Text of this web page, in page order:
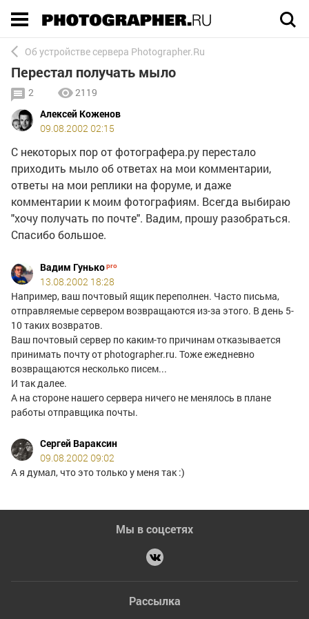
Об устройстве сервера Photographer.Ru
Перестал получать мыло
2
2119
Алексей Коженов
09.08.2002 02:15
С некоторых пор от фотографера.ру перестало
приходить мыло об ответах на мои комментарии,
ответы на мои реплики на форуме, и даже
комментарии к моим фотографиям. Всегда выбираю
"хочу получать по почте". Вадим, прошу разобраться.
Спасибо большое.
Вадим Гунько
13.08.2002 18:28
Например, ваш почтовый ящик переполнен. Часто письма,
отправляемые сервером возвращаются из-за этого. В день 5-
10 таких возвратов.
Ваш почтовый сервер по каким-то причинам отказывается
принимать почту от photographer.ru. Тоже ежедневно
возвращаются несколько писем...
И так далее.
А на стороне нашего сервера ничего не менялось в плане
работы отправщика почты.
Сергей Вараксин
09.08.2002 09:02
А я думал, что это только у меня так :)
Мы в соцсетях
Рассылка